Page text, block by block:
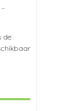
de